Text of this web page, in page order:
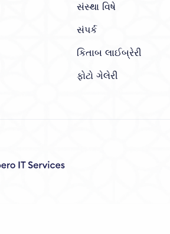
સંસ્થા વિષે
સંપર્ક
કિતાબ લાઈબ્રેરી
ફોટો ગેલેરી